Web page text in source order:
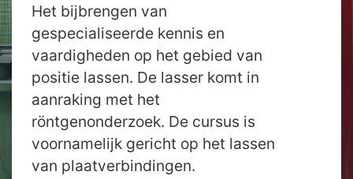
Het bijbrengen van
gespecialiseerde kennis en
vaardigheden op het gebied van
positie lassen. De lasser komt in
aanraking met het
röntgenonderzoek. De cursus is
voornamelijk gericht op het lassen
van plaatverbindingen.